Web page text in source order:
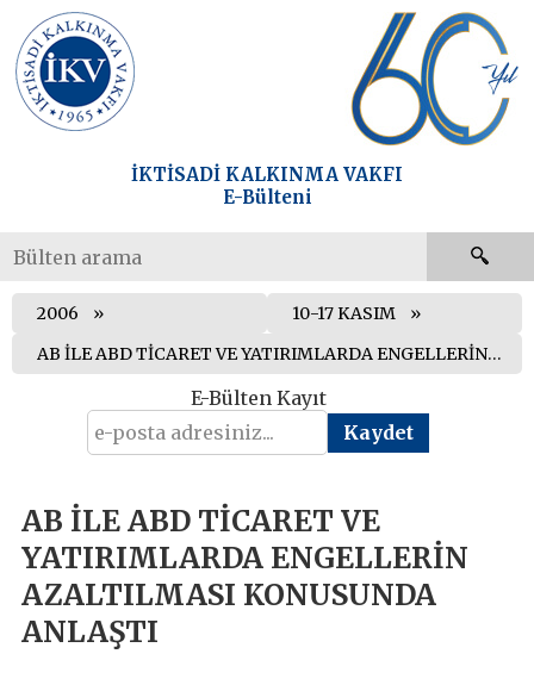
İKTİSADİ KALKINMA VAKFI
E-Bülteni
2006
10-17 KASIM
AB İLE ABD TİCARET VE YATIRIMLARDA ENGELLERİN AZALTILMASI KONUSUNDA ANLAŞTI
E-Bülten Kayıt
AB İLE ABD TİCARET VE
YATIRIMLARDA ENGELLERİN
AZALTILMASI KONUSUNDA
ANLAŞTI